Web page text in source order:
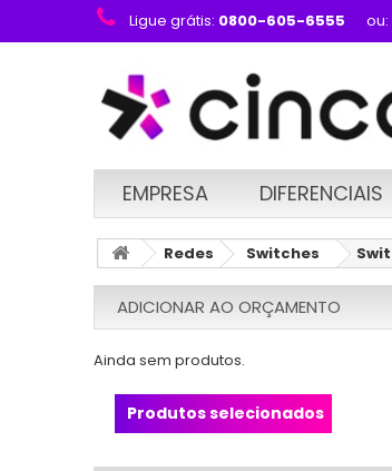
Ligue grátis: 0800-605-6555
EMPRESA DIFERENCIAIS
Redes Switches
ADICIONAR AO ORÇAMENTO
Ainda sem produtos.
Produtos selecionados